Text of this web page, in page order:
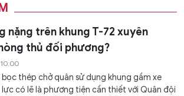
nặng trên khung T-72 xuyên
thủ đối phương?
thép chở quân sử dụng khung gầm xe
có lẽ là phương tiện cần thiết với Quân đội